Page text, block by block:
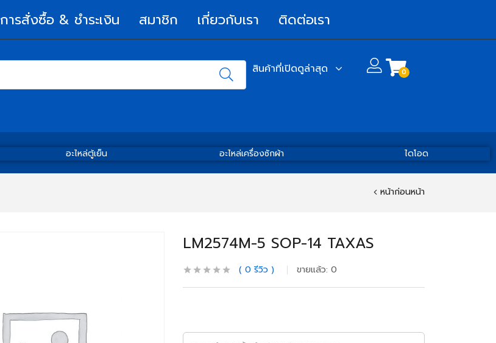
การสั่งซื้อ & ชำระเงิน สมาชิก เกี่ยวกับเรา ติดต่อเรา
สินค้าที่เปิดดูล่าสุด 0
อะไหล่ตู้เย็น อะไหล่เครื่องซักผ้า ไดโอด
หน้าก่อนหน้า
LM2574M-5 SOP-14 TAXAS
0 รีวิว ขายแล้ว: 0